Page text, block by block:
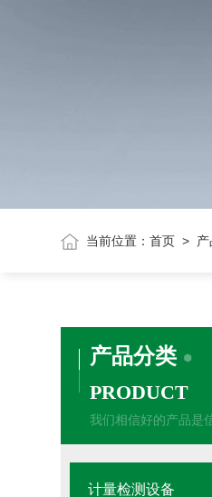
当前位置：首页 >
产品分类
PRODUCT
我们相信好的产品是
计量检测设备